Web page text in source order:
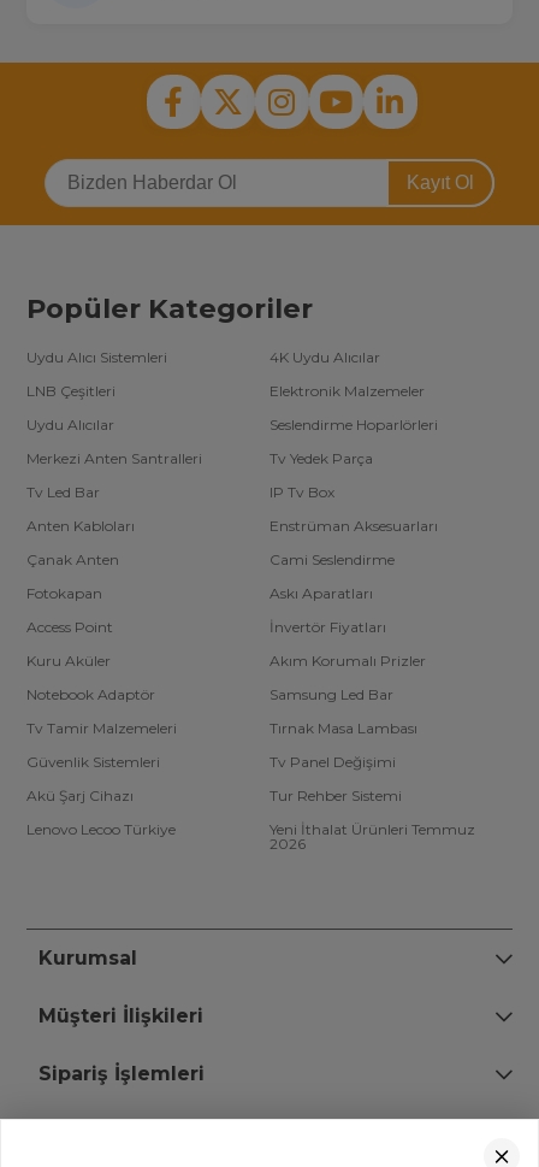
Kayıt Ol
Popüler Kategoriler
Uydu Alıcı Sistemleri
4K Uydu Alıcılar
LNB Çeşitleri
Elektronik Malzemeler
Uydu Alıcılar
Seslendirme Hoparlörleri
Merkezi Anten Santralleri
Tv Yedek Parça
Tv Led Bar
IP Tv Box
Anten Kabloları
Enstrüman Aksesuarları
Çanak Anten
Cami Seslendirme
Fotokapan
Askı Aparatları
Access Point
İnvertör Fiyatları
Kuru Aküler
Akım Korumalı Prizler
Notebook Adaptör
Samsung Led Bar
Tv Tamir Malzemeleri
Tırnak Masa Lambası
Güvenlik Sistemleri
Tv Panel Değişimi
Akü Şarj Cihazı
Tur Rehber Sistemi
Lenovo Lecoo Türkiye
Yeni İthalat Ürünleri Temmuz
2026
Kurumsal
Müşteri İlişkileri
Sipariş İşlemleri